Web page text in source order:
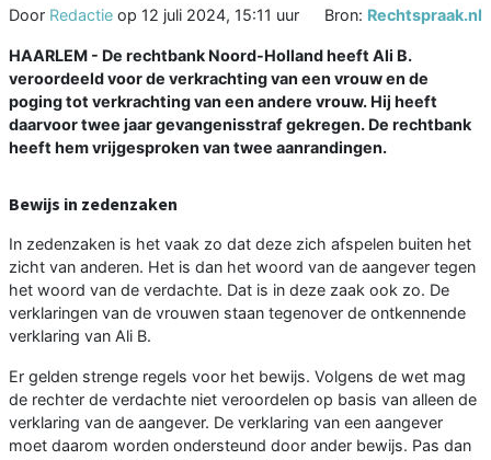
Door Redactie op 12 juli 2024, 15:11 uur Bron: Rechtspraak.nl
HAARLEM - De rechtbank Noord-Holland heeft Ali B.
veroordeeld voor de verkrachting van een vrouw en de
poging tot verkrachting van een andere vrouw. Hij heeft
daarvoor twee jaar gevangenisstraf gekregen. De rechtbank
heeft hem vrijgesproken van twee aanrandingen.
Bewijs in zedenzaken
In zedenzaken is het vaak zo dat deze zich afspelen buiten het
zicht van anderen. Het is dan het woord van de aangever tegen
het woord van de verdachte. Dat is in deze zaak ook zo. De
verklaringen van de vrouwen staan tegenover de ontkennende
verklaring van Ali B.
Er gelden strenge regels voor het bewijs. Volgens de wet mag
de rechter de verdachte niet veroordelen op basis van alleen de
verklaring van de aangever. De verklaring van een aangever
moet daarom worden ondersteund door ander bewijs. Pas dan